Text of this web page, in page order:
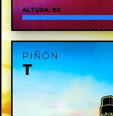
ALTURA: 80
PIÑÓN
T